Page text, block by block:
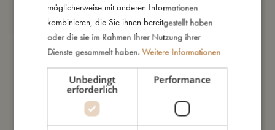
Das könnte dir auch gefallen
möglicherweise mit anderen Informationen
kombinieren, die Sie ihnen bereitgestellt haben
oder die sie im Rahmen Ihrer Nutzung ihrer
Dienste gesammelt haben. Weitere Informationen
Unbedingt
erforderlich
Performance